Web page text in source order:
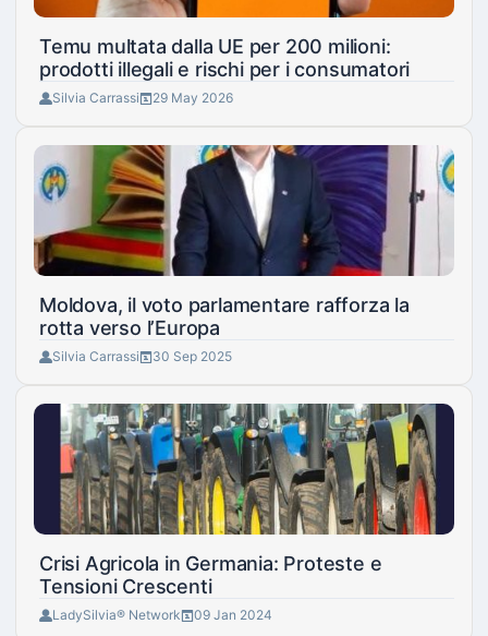
Temu multata dalla UE per 200 milioni:
prodotti illegali e rischi per i consumatori
Silvia Carrassi 29 May 2026
Moldova, il voto parlamentare rafforza la
rotta verso l’Europa
Silvia Carrassi 30 Sep 2025
Crisi Agricola in Germania: Proteste e
Tensioni Crescenti
LadySilvia® Network 09 Jan 2024